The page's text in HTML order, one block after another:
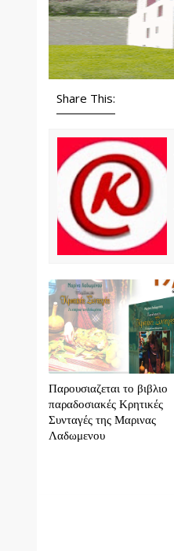
Share This:
Παρουσιαζεται το βιβλιο
παραδοσιακές Κρητικές
Συνταγές της Μαρινας
Λαδωμενου